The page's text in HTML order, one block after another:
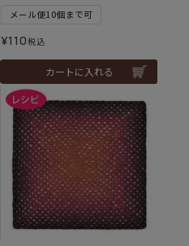
メール便10個まで可
¥110税込
カートに入れる